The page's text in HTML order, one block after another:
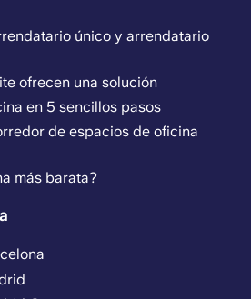
único y arrendatario
ofrecen una solución
en 5 sencillos pasos
de espacios de oficina
más barata?